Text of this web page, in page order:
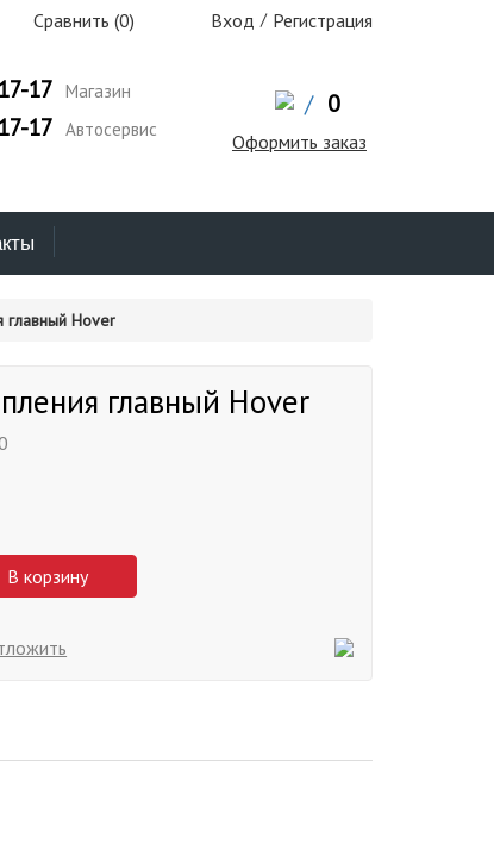
Сравнить (0) Вход / Регистрация
17 Магазин
17 Автосервис
/ 0
Оформить заказ
главный Hover
главный Hover
В корзину